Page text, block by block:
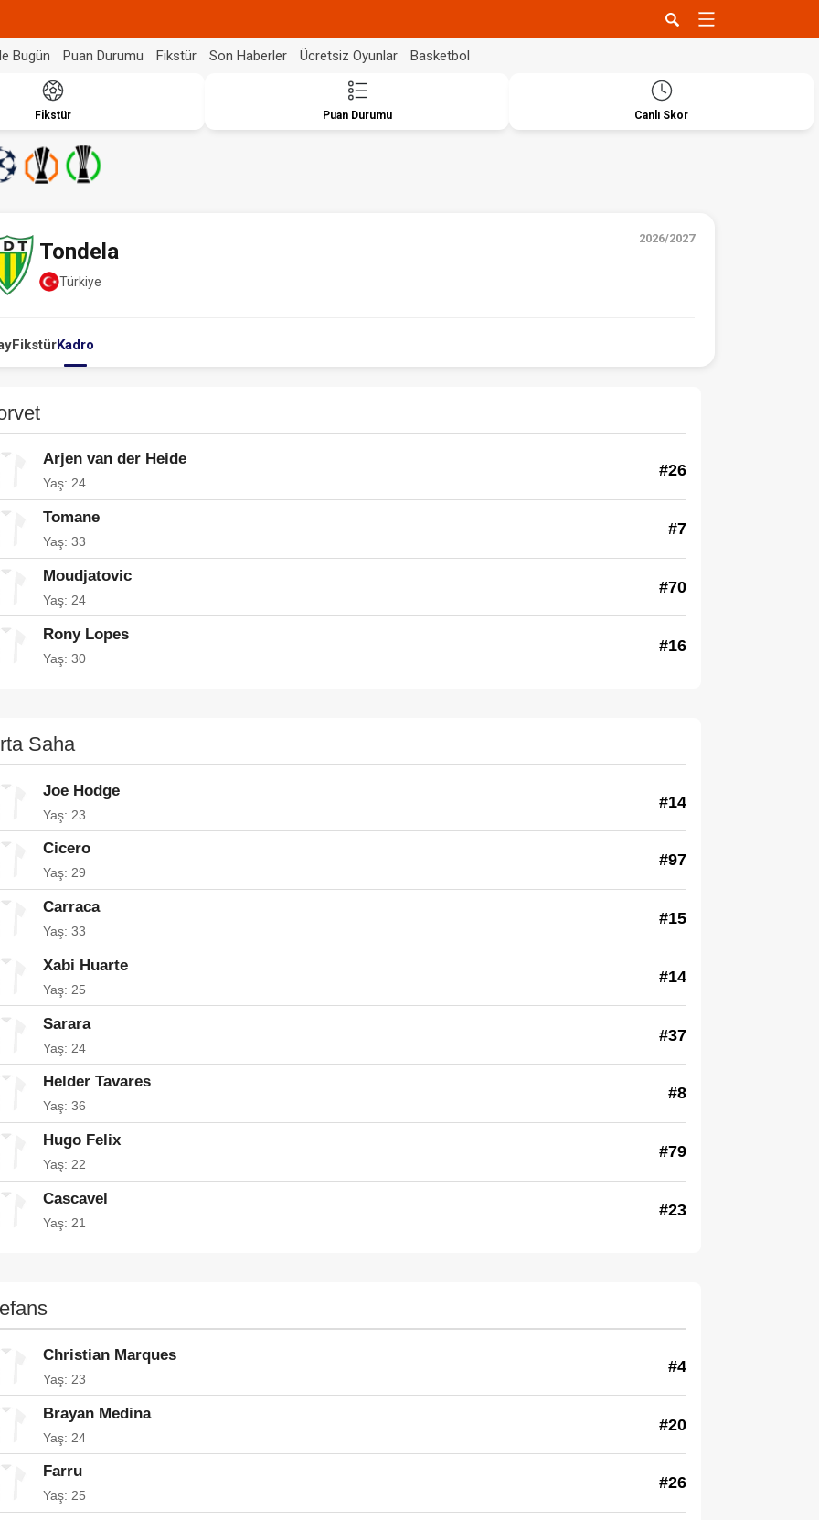
Bugün Puan Durumu Fikstür Son Haberler Ücretsiz Oyunlar Basketbol
Fikstür Puan Durumu Canlı Skor
2026/2027
Tondela
Türkiye
FikstürKadro
Arjen van der Heide
Yaş: 24
#26
Tomane
Yaş: 33
#7
Moudjatovic
Yaş: 24
#70
Rony Lopes
Yaş: 30
#16
Saha
Joe Hodge
Yaş: 23
#14
Cicero
Yaş: 29
#97
Carraca
Yaş: 33
#15
Xabi Huarte
Yaş: 25
#14
Sarara
Yaş: 24
#37
Helder Tavares
Yaş: 36
#8
Hugo Felix
Yaş: 22
#79
Cascavel
Yaş: 21
#23
Christian Marques
Yaş: 23
#4
Brayan Medina
Yaş: 24
#20
Farru
Yaş: 25
#26